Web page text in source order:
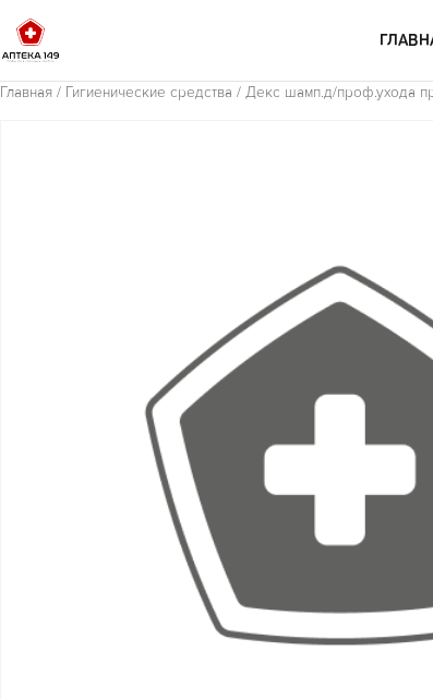
Главная / Гигиенические средства / Декс шамп.д/проф.ухода